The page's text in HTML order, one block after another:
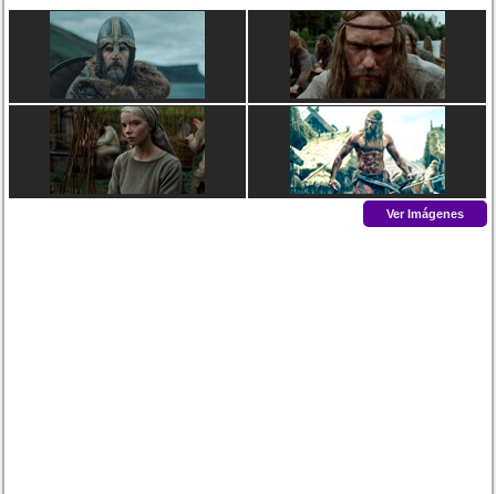
Ver Imágenes